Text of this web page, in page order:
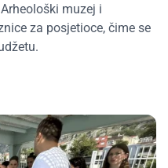
muzej i
za posjetioce, čime se